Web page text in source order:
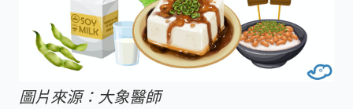
圖片來源：大象醫師